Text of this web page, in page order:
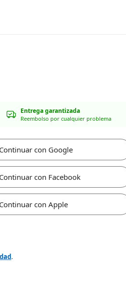
Entrega garantizada
Reembolso por cualquier problema
Continuar con Google
Continuar con Facebook
Continuar con Apple
.